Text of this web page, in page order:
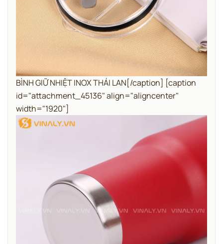
BÌNH GIỮ NHIỆT INOX THÁI LAN[/caption] [caption
id="attachment_45136" align="aligncenter"
width="1920"]